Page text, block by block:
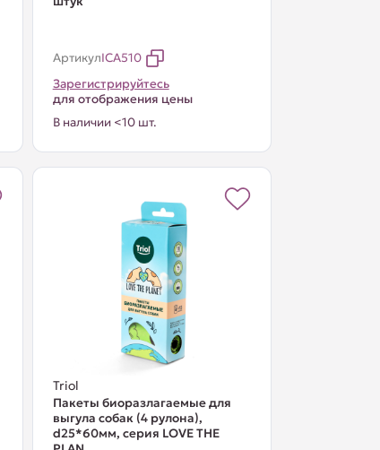
АртикулICA510
Зарегистрируйтесь
для отображения цены
В наличии <10 шт.
Triol
Пакеты биоразлагаемые для
выгула собак (4 рулона),
d25*60мм, серия LOVE THE